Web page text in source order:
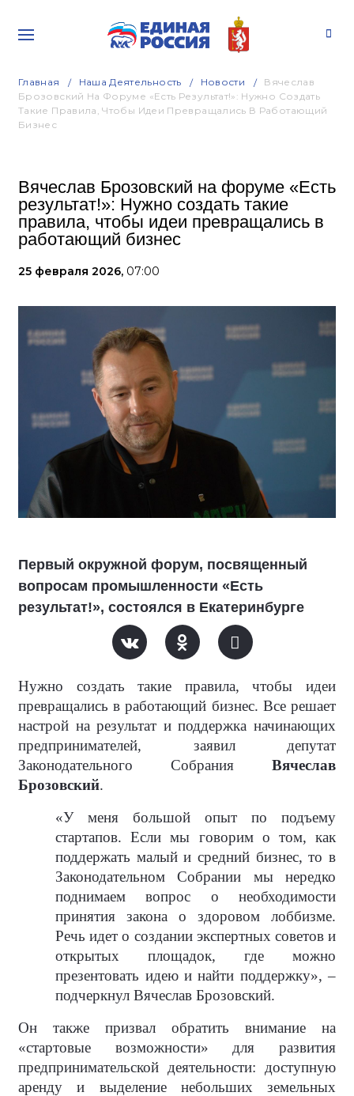
Главная Наша Деятельность Новости
Вячеслав
Брозовский На Форуме «Есть Результат!»: Нужно Создать
Такие Правила, Чтобы Идеи Превращались В Работающий
Бизнес
Вячеслав Брозовский на форуме «Есть
результат!»: Нужно создать такие
правила, чтобы идеи превращались в
работающий бизнес
25 февраля 2026, 07:00
Первый окружной форум, посвященный
вопросам промышленности «Есть
результат!», состоялся в Екатеринбурге
Нужно создать такие правила, чтобы идеи
превращались в работающий бизнес. Все решает
настрой на результат и поддержка начинающих
предпринимателей, заявил депутат
Законодательного Собрания Вячеслав
Брозовский.
«У меня большой опыт по подъему
стартапов. Если мы говорим о том, как
поддержать малый и средний бизнес, то в
Законодательном Собрании мы нередко
поднимаем вопрос о необходимости
принятия закона о здоровом лоббизме.
Речь идет о создании экспертных советов и
открытых площадок, где можно
презентовать идею и найти поддержку», –
подчеркнул Вячеслав Брозовский.
Он также призвал обратить внимание на
«стартовые возможности» для развития
предпринимательской деятельности: доступную
аренду и выделение небольших земельных